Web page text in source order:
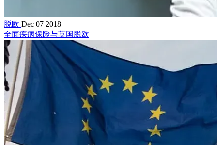
脱欧 Dec 07 2018
全面疾病保险与英国脱欧